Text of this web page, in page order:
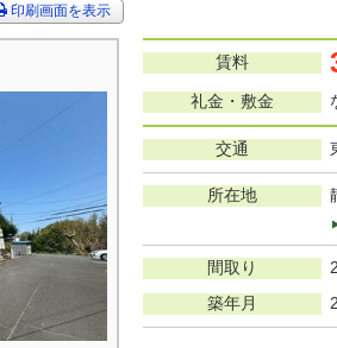
印刷画面を表示
賃料
礼金・敷金
交通
所在地
間取り
築年月